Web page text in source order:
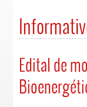
Edital de